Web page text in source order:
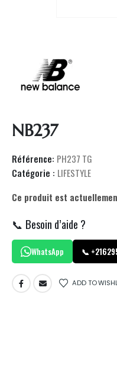
NB237
Référence: PH237 TG
Catégorie : LIFESTYLE
Ce produit est
📞 Besoin d’aide ?
WhatsApp 📞
ADD TO